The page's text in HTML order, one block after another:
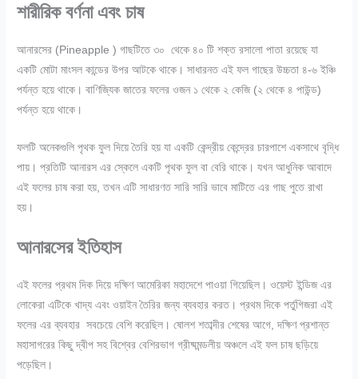
শারীরিক বর্ণনা এবং চাষ
আনারসের (Pineapple ) গাছটিতে ৩০ থেকে ৪০ টি শক্ত রসালো পাতা রয়েছে যা
একটি মোটা মাংসল কান্ডের উপর আটকে থাকে। সাধারনত এই ফল গাছের উচ্চতা ৪-৬ ইঞ্চি
পর্যন্ত হয়ে থাকে। বাণিজ্যিক জাতের ফলের ওজন ১ থেকে ২ কেজি (২ থেকে ৪ পাউন্ড)
পর্যন্ত হয়ে থাকে।
ফলটি অনেকগুলি পৃথক ফুল দিয়ে তৈরি হয় যা একটি কেন্দ্রীয় কেন্দ্রের চারপাশে একসাথে বৃদ্ধি
পায়। প্রতিটি আনারস এর স্কেলে একটি পৃথক ফুল বা বেরি থাকে। যখন আধুনিক আবাদে
এই ফলের চাষ করা হয়, তখন এটি সাধারণত সারি সারি ভাবে মাটিতে এর গাছ পুতে রাখা
হয়।
আনারসের ইতিহাস
এই ফলের প্রথম দিক দিয়ে দক্ষিণ আমেরিকা মহাদেশে পাওয়া গিয়েছিল। ওয়েস্ট ইন্ডিজ এর
লোকেরা এটিকে খাদ্য এবং ওয়াইন তৈরির জন্য ব্যবহার করত। প্রথম দিকে পর্তুগিজরা এই
ফলের এর ব্যবহার সবচেয়ে বেশি করেছিল। ষোলশ শতাব্দীর শেষের আগে, দক্ষিণ প্রশান্ত
মহাসাগরের কিছু দ্বীপ সহ বিশ্বের বেশিরভাগ গ্রীষ্মমন্ডলীয় অঞ্চলে এই ফল চাষ ছড়িয়ে
পড়েছিল।